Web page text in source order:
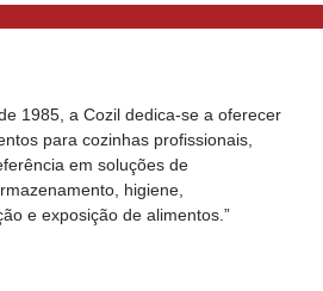
1985, a Cozil dedica-se a oferecer
para cozinhas profissionais,
em soluções de
higiene,
e exposição de alimentos.”